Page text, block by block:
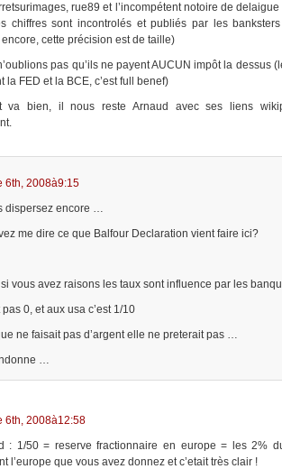
rue89 et l’incompétent notoire de delaigue
chiffres sont incontrolés et publiés par les
cette précision est de taille)
pas qu’ils ne payent AUCUN impôt la dessus
la FED et la BCE, c’est full benef)
va bien, il nous reste Arnaud avec ses liens
6th, 2008à9:15
dispersez encore …
me dire ce que Balfour Declaration vient faire ici?
vous avez raisons les taux sont influence par les
pas 0, et aux usa c’est 1/10
ne faisait pas d’argent elle ne preterait pas …
…
6th, 2008à12:58
: 1/50 = reserve fractionnaire en europe = les 2%
l’europe que vous avez donnez et c’etait très clair !